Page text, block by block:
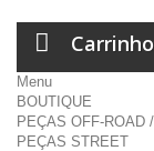
Carrinho
Menu
BOUTIQUE
PEÇAS OFF-ROAD
PEÇAS STREET